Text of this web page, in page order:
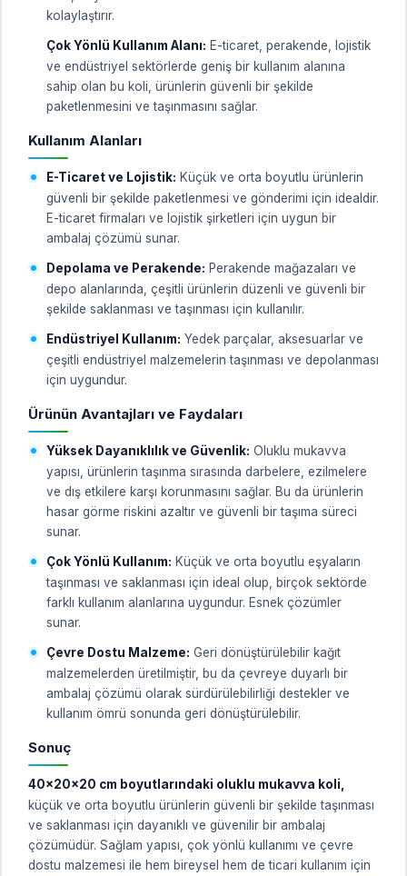
kolaylaştırır.
Çok Yönlü Kullanım Alanı: E-ticaret, perakende, lojistik
ve endüstriyel sektörlerde geniş bir kullanım alanına
sahip olan bu koli, ürünlerin güvenli bir şekilde
paketlenmesini ve taşınmasını sağlar.
Kullanım Alanları
E-Ticaret ve Lojistik: Küçük ve orta boyutlu ürünlerin
güvenli bir şekilde paketlenmesi ve gönderimi için idealdir.
E-ticaret firmaları ve lojistik şirketleri için uygun bir
ambalaj çözümü sunar.
Depolama ve Perakende: Perakende mağazaları ve
depo alanlarında, çeşitli ürünlerin düzenli ve güvenli bir
şekilde saklanması ve taşınması için kullanılır.
Endüstriyel Kullanım: Yedek parçalar, aksesuarlar ve
çeşitli endüstriyel malzemelerin taşınması ve depolanması
için uygundur.
Ürünün Avantajları ve Faydaları
Yüksek Dayanıklılık ve Güvenlik: Oluklu mukavva
yapısı, ürünlerin taşınma sırasında darbelere, ezilmelere
ve dış etkilere karşı korunmasını sağlar. Bu da ürünlerin
hasar görme riskini azaltır ve güvenli bir taşıma süreci
sunar.
Çok Yönlü Kullanım: Küçük ve orta boyutlu eşyaların
taşınması ve saklanması için ideal olup, birçok sektörde
farklı kullanım alanlarına uygundur. Esnek çözümler
sunar.
Çevre Dostu Malzeme: Geri dönüştürülebilir kağıt
malzemelerden üretilmiştir, bu da çevreye duyarlı bir
ambalaj çözümü olarak sürdürülebilirliği destekler ve
kullanım ömrü sonunda geri dönüştürülebilir.
Sonuç
40x20x20 cm boyutlarındaki oluklu mukavva koli,
küçük ve orta boyutlu ürünlerin güvenli bir şekilde taşınması
ve saklanması için dayanıklı ve güvenilir bir ambalaj
çözümüdür. Sağlam yapısı, çok yönlü kullanımı ve çevre
dostu malzemesi ile hem bireysel hem de ticari kullanım için